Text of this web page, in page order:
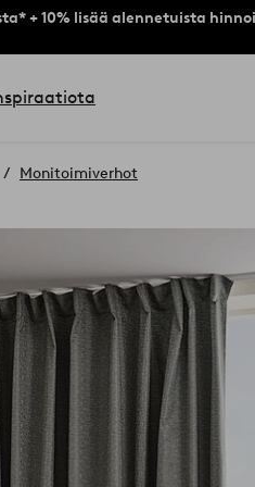
+ 10% lisää alennetuista
Monitoimiverhot